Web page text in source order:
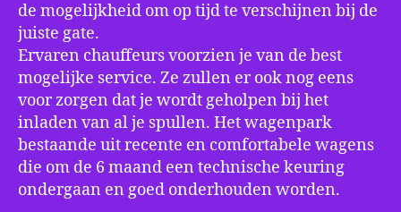
de mogelijkheid om op tijd te verschijnen bij de
juiste gate.
Ervaren chauffeurs voorzien je van de best
mogelijke service. Ze zullen er ook nog eens
voor zorgen dat je wordt geholpen bij het
inladen van al je spullen. Het wagenpark
bestaande uit recente en comfortabele wagens
die om de 6 maand een technische keuring
ondergaan en goed onderhouden worden.